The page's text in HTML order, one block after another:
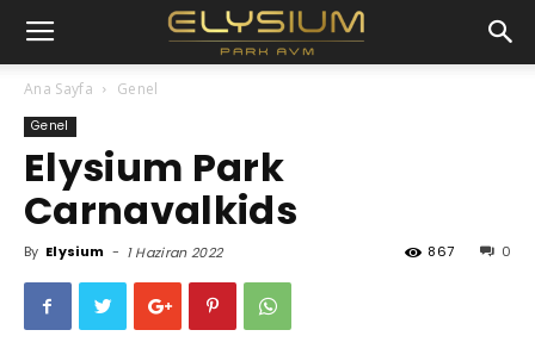
Ana Sayfa Genel
Genel
Elysium Park
Carnavalkids
By Elysium - 1 Haziran 2022 0
867